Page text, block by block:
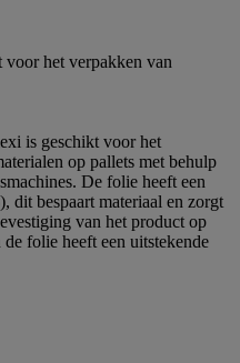
het verpakken van
is geschikt voor het
op pallets met behulp
De folie heeft een
dit bespaart materiaal en zorgt
van het product op
folie heeft een uitstekende